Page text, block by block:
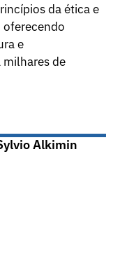
da ética e
e
de
Alkimin